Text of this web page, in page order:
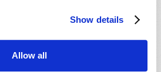
Show details
Allow all